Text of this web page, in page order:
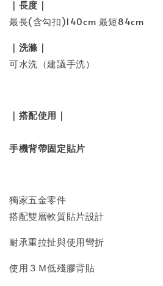
｜長度｜
最長(含勾扣)140cm 最短84cm
｜洗滌｜
可水洗（建議手洗）
｜搭配使用｜
手機背帶固定貼片
獨家五金零件
搭配雙層軟質貼片設計
耐承重拉扯與使用彎折
使用３Ｍ低殘膠背貼